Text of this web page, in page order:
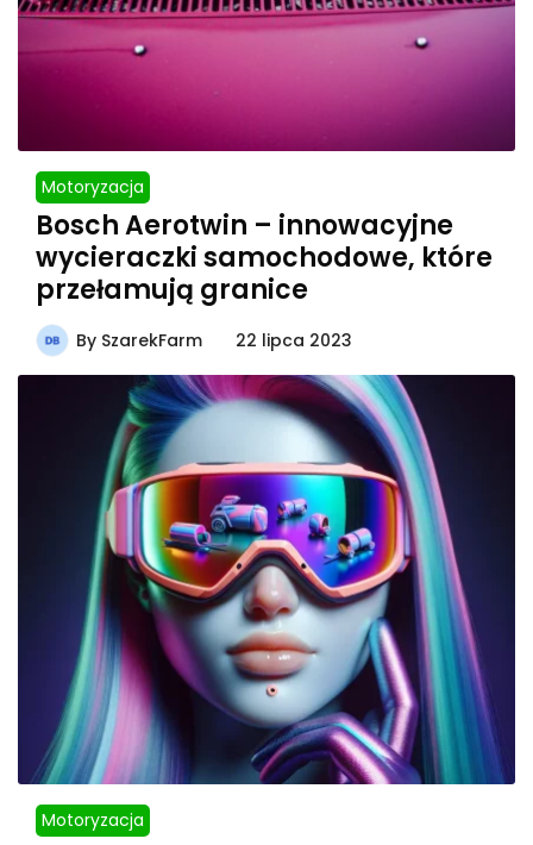
Motoryzacja
Bosch Aerotwin – innowacyjne
wycieraczki samochodowe, które
przełamują granice
By SzarekFarm 22 lipca 2023
Motoryzacja